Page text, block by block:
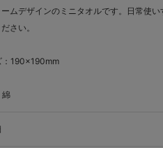
ームデザインのミニタオルです。日常使
さい。
190×190mm